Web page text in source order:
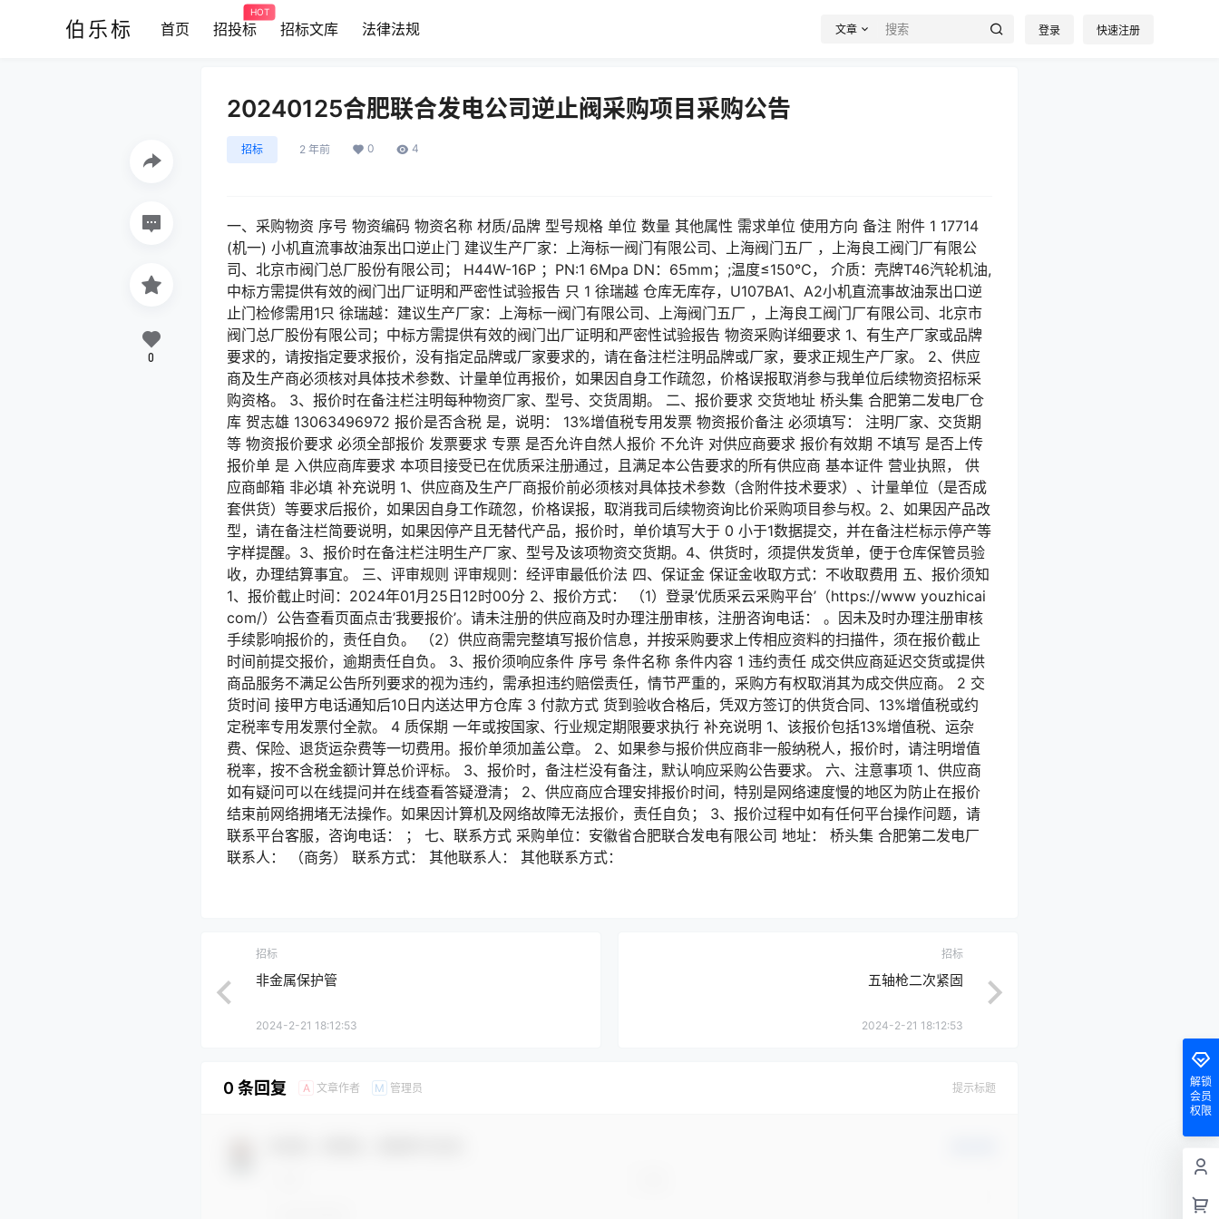
伯乐标 首页 招投标
HOT
招标文库 法律法规 文章 登录 快速注册
20240125合肥联合发电公司逆止阀采购项目采购公告
招标 2 年前 0 4
一、采购物资 序号 物资编码 物资名称 材质/品牌 型号规格 单位 数量 其他属性 需求单位 使用方向 备注 附件 1 17714
(机一) 小机直流事故油泵出口逆止门 建议生产厂家：上海标一阀门有限公司、上海阀门五厂 ，上海良工阀门厂有限公
司、北京市阀门总厂股份有限公司； H44W-16P ；PN:1 6Mpa DN：65mm；;温度≤150℃， 介质：壳牌T46汽轮机油,
中标方需提供有效的阀门出厂证明和严密性试验报告 只 1 徐瑞越 仓库无库存，U107BA1、A2小机直流事故油泵出口逆
止门检修需用1只 徐瑞越：建议生产厂家：上海标一阀门有限公司、上海阀门五厂 ，上海良工阀门厂有限公司、北京市
阀门总厂股份有限公司；中标方需提供有效的阀门出厂证明和严密性试验报告 物资采购详细要求 1、有生产厂家或品牌
要求的，请按指定要求报价，没有指定品牌或厂家要求的，请在备注栏注明品牌或厂家，要求正规生产厂家。 2、供应
商及生产商必须核对具体技术参数、计量单位再报价，如果因自身工作疏忽，价格误报取消参与我单位后续物资招标采
购资格。 3、报价时在备注栏注明每种物资厂家、型号、交货周期。 二、报价要求 交货地址 桥头集 合肥第二发电厂仓
库 贺志雄 13063496972 报价是否含税 是，说明： 13%增值税专用发票 物资报价备注 必须填写： 注明厂家、交货期
等 物资报价要求 必须全部报价 发票要求 专票 是否允许自然人报价 不允许 对供应商要求 报价有效期 不填写 是否上传
报价单 是 入供应商库要求 本项目接受已在优质采注册通过，且满足本公告要求的所有供应商 基本证件 营业执照， 供
应商邮箱 非必填 补充说明 1、供应商及生产厂商报价前必须核对具体技术参数（含附件技术要求）、计量单位（是否成
套供货）等要求后报价，如果因自身工作疏忽，价格误报，取消我司后续物资询比价采购项目参与权。2、如果因产品改
型，请在备注栏简要说明，如果因停产且无替代产品，报价时，单价填写大于 0 小于1数据提交，并在备注栏标示停产等
字样提醒。3、报价时在备注栏注明生产厂家、型号及该项物资交货期。4、供货时，须提供发货单，便于仓库保管员验
收，办理结算事宜。 三、评审规则 评审规则：经评审最低价法 四、保证金 保证金收取方式：不收取费用 五、报价须知
1、报价截止时间：2024年01月25日12时00分 2、报价方式： （1）登录’优质采云采购平台’（https://www youzhicai
com/）公告查看页面点击’我要报价’。请未注册的供应商及时办理注册审核，注册咨询电话： 。因未及时办理注册审核
手续影响报价的，责任自负。 （2）供应商需完整填写报价信息，并按采购要求上传相应资料的扫描件，须在报价截止
时间前提交报价，逾期责任自负。 3、报价须响应条件 序号 条件名称 条件内容 1 违约责任 成交供应商延迟交货或提供
商品服务不满足公告所列要求的视为违约，需承担违约赔偿责任，情节严重的，采购方有权取消其为成交供应商。 2 交
货时间 接甲方电话通知后10日内送达甲方仓库 3 付款方式 货到验收合格后，凭双方签订的供货合同、13%增值税或约
定税率专用发票付全款。 4 质保期 一年或按国家、行业规定期限要求执行 补充说明 1、该报价包括13%增值税、运杂
费、保险、退货运杂费等一切费用。报价单须加盖公章。 2、如果参与报价供应商非一般纳税人，报价时，请注明增值
税率，按不含税金额计算总价评标。 3、报价时，备注栏没有备注，默认响应采购公告要求。 六、注意事项 1、供应商
如有疑问可以在线提问并在线查看答疑澄清； 2、供应商应合理安排报价时间，特别是网络速度慢的地区为防止在报价
结束前网络拥堵无法操作。如果因计算机及网络故障无法报价，责任自负； 3、报价过程中如有任何平台操作问题，请
联系平台客服，咨询电话： ； 七、联系方式 采购单位：安徽省合肥联合发电有限公司 地址： 桥头集 合肥第二发电厂
联系人： （商务） 联系方式： 其他联系人： 其他联系方式：
0
招标
非金属保护管
2024-2-21 18:12:53
招标
五轴枪二次紧固
2024-2-21 18:12:53
0 条回复 A 文章作者 M 管理员 提示标题
解锁
会员
权限